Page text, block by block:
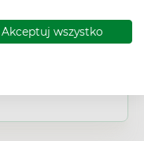
Akceptuj wszystko